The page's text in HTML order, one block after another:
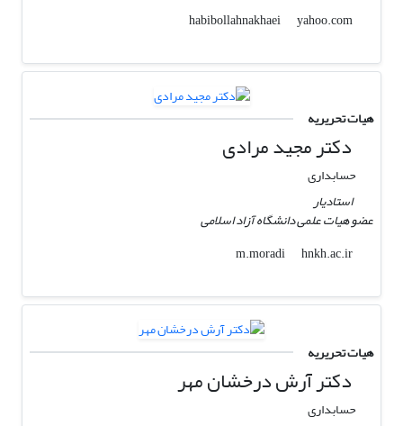
habibollahnakhaei
yahoo.com
هیات تحریریه
دکتر مجید مرادی
حسابداری
استادیار
عضو هیات علمی دانشگاه آزاد اسلامی
m.moradi
hnkh.ac.ir
هیات تحریریه
دکتر آرش درخشان مهر
حسابداری